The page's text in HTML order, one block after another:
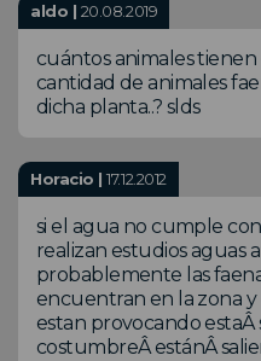
aldo | 20.08.2019
cuántos animales tienen
cantidad de animales
dicha planta..? slds
Horacio |17.12.2012
si el agua no cumple
realizan estudios aguas
probablemente las
encuentran en la zona
estan provocando
costumbreÂ estánÂ